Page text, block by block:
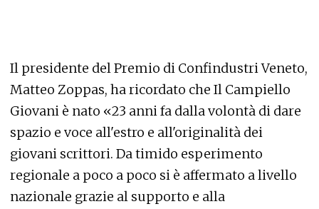
Il presidente del Premio di Confindustri Veneto,
Matteo Zoppas, ha ricordato che Il Campiello
Giovani è nato «23 anni fa dalla volontà di dare
spazio e voce all'estro e all'originalità dei
giovani scrittori. Da timido esperimento
regionale a poco a poco si è affermato a livello
nazionale grazie al supporto e alla